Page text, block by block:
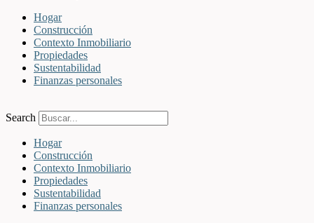
Hogar
Construcción
Contexto Inmobiliario
Propiedades
Sustentabilidad
Finanzas personales
Search
Hogar
Construcción
Contexto Inmobiliario
Propiedades
Sustentabilidad
Finanzas personales